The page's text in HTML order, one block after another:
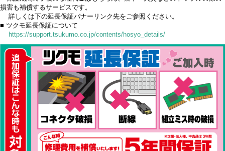
損害も補償するサービスです。
詳しくは下の延長保証バナーリンク先をご参照ください。
■ ツクモ延長保証について
https://support.tsukumo.co.jp/contents/hosyo_details/